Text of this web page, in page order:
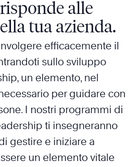
alle
tua azienda.
efficacemente il
sullo sviluppo
un elemento, nel
per guidare con
I nostri programmi di
ti insegneranno
gestire e iniziare a
un elemento vitale